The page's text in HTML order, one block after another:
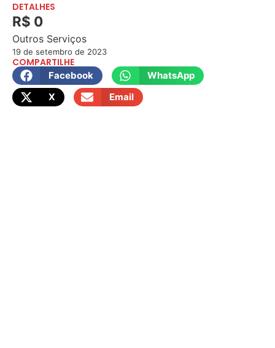
DETALHES
R$ 0
Outros Serviços
19 de setembro de 2023
COMPARTILHE
Facebook
WhatsApp
X
Email